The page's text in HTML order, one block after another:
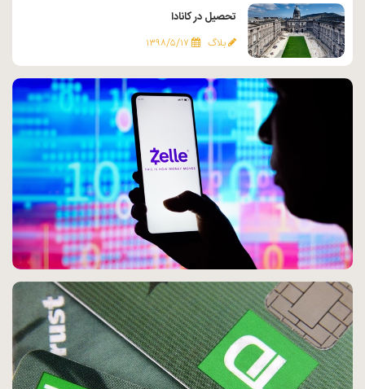
تحصیل در کانادا
بلاگ ۱۳۹۸/۵/۱۷